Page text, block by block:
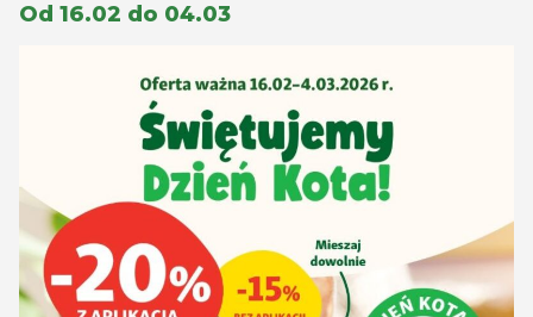
Od 16.02 do 04.03